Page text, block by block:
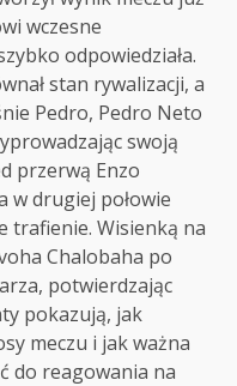
wczesne
odpowiedziała.
stan rywalizacji, a
Pedro, Pedro Neto
swoją
przerwą Enzo
w drugiej połowie
trafienie. Wisienką na
Chalobaha po
potwierdzając
pokazują, jak
meczu i jak ważna
do reagowania na